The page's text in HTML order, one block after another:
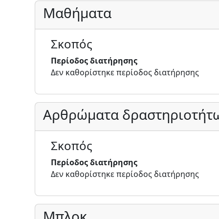
Μαθήματα
Σκοπός
Περίοδος διατήρησης
Δεν καθορίστηκε περίοδος διατήρησης
Αρθρώματα
Σκοπός
Περίοδος διατήρησης
Δεν καθορίστηκε περίοδος διατήρησης